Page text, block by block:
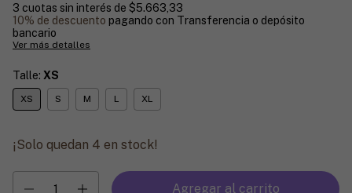
3 cuotas sin interés de $5.663,33
10% de descuento pagando con Transferencia o depósito
bancario
Ver más detalles
Talle: XS
XS S M L XL
¡Solo quedan 4 en stock!